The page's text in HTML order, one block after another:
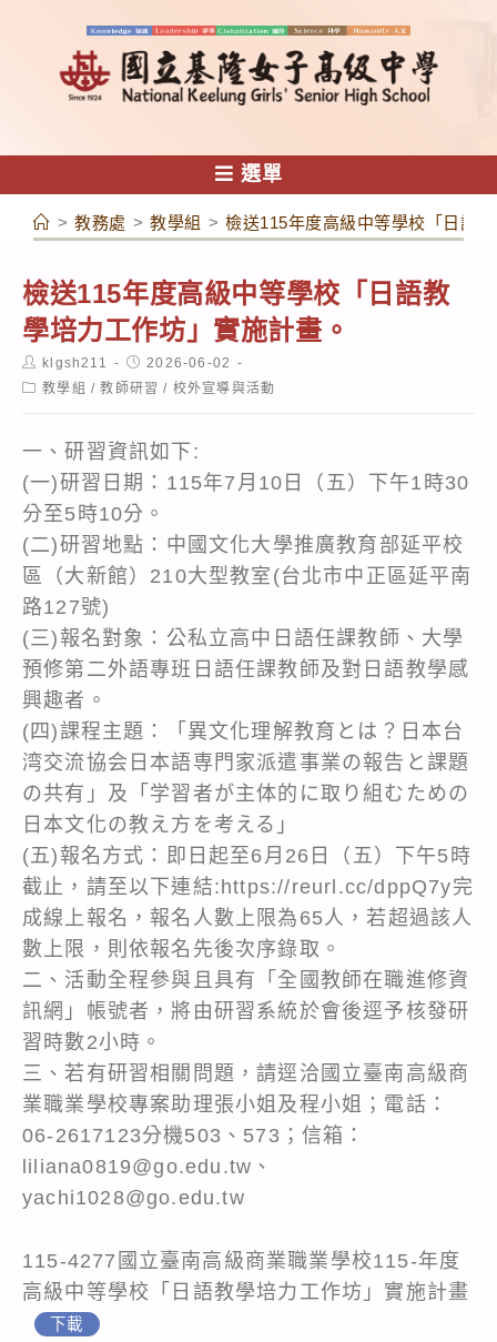
容
選單
> 教務處 > 教學組 > 檢送115年度高級中等學校「日語
檢送115年度高級中等學校「日語教
學培力工作坊」實施計畫。
Post
author:
klgsh211
Post
published:
2026-06-02
Post教學組 / 教師研習 / 校外宣導與活動
一、研習資訊如下:
(一)研習日期：115年7月10日（五）下午1時30
分至5時10分。
(二)研習地點：中國文化大學推廣教育部延平校
區（大新館）210大型教室(台北市中正區延平南
路127號)
(三)報名對象：公私立高中日語任課教師、大學
預修第二外語專班日語任課教師及對日語教學感
興趣者。
(四)課程主題：「異文化理解教育とは？日本台
湾交流協会日本語専門家派遣事業の報告と課題
の共有」及「学習者が主体的に取り組むための
日本文化の教え方を考える」
(五)報名方式：即日起至6月26日（五）下午5時
截止，請至以下連結:https://reurl.cc/dppQ7y完
成線上報名，報名人數上限為65人，若超過該人
數上限，則依報名先後次序錄取。
二、活動全程參與且具有「全國教師在職進修資
訊網」帳號者，將由研習系統於會後逕予核發研
習時數2小時。
三、若有研習相關問題，請逕洽國立臺南高級商
業職業學校專案助理張小姐及程小姐；電話：
06-2617123分機503、573；信箱：
liliana0819@go.edu.tw、
yachi1028@go.edu.tw
115-4277國立臺南高級商業職業學校115-年度
高級中等學校「日語教學培力工作坊」實施計畫
下載